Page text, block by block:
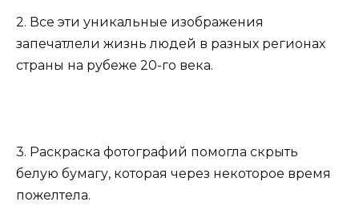
2. Все эти уникальные изображения
запечатлели жизнь людей в разных регионах
страны на рубеже 20-го века.
3. Раскраска фотографий помогла скрыть
белую бумагу, которая через некоторое время
пожелтела.